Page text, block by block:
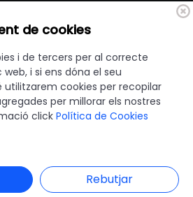
de Catalunya - Tots els drets
Legal |Política de privacitat|
Cookies| Accessibilitat|
de cookies
i de tercers per al correcte
i si ens dóna el seu
cookies per recopilar
per millorar els nostres
click Política de Cookies
Rebutjar